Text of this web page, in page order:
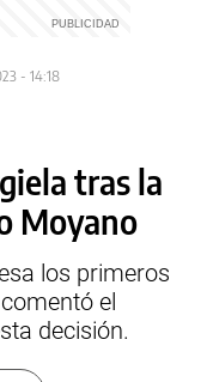
- 14:18
tras la
Moyano
los primeros
el
decisión.